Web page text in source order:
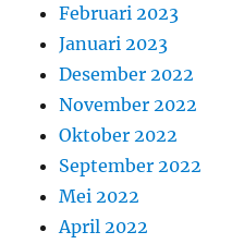
Februari 2023
Januari 2023
Desember 2022
November 2022
Oktober 2022
September 2022
Mei 2022
April 2022